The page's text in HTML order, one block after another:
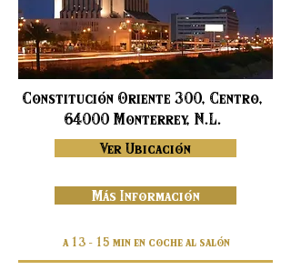
Constitución Oriente 300, Centro,
64000 Monterrey, N.L.
Ver Ubicación
Más Información
a 13 - 15 min en coche al salón